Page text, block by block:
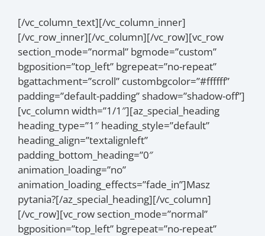
[/vc_column_text][/vc_column_inner]
[/vc_row_inner][/vc_column][/vc_row][vc_row
section_mode=”normal” bgmode=”custom”
bgposition=”top_left” bgrepeat=”no-repeat”
bgattachment=”scroll” custombgcolor=”#ffffff”
padding=”default-padding” shadow=”shadow-off”]
[vc_column width=”1/1″][az_special_heading
heading_type=”1″ heading_style=”default”
heading_align=”textalignleft”
padding_bottom_heading=”0″
animation_loading=”no”
animation_loading_effects=”fade_in”]Masz
pytania?[/az_special_heading][/vc_column]
[/vc_row][vc_row section_mode=”normal”
bgposition=”top_left” bgrepeat=”no-repeat”